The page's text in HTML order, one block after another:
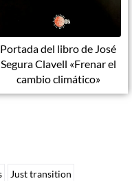
Portada del libro de José
Segura Clavell «Frenar el
cambio climático»
Just transition